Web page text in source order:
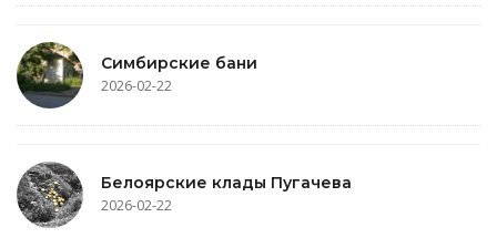
Симбирские бани
2026-02-22
Белоярские клады Пугачева
2026-02-22